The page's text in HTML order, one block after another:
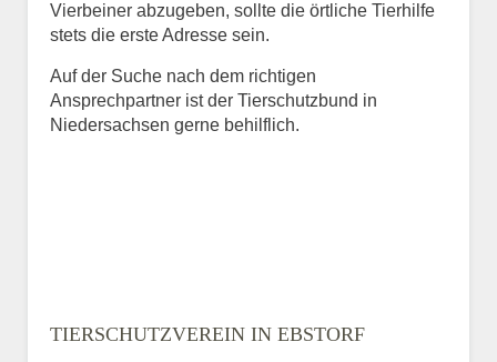
Vierbeiner abzugeben, sollte die örtliche Tierhilfe
stets die erste Adresse sein.
Auf der Suche nach dem richtigen
Ansprechpartner ist der Tierschutzbund in
Niedersachsen gerne behilflich.
TIERSCHUTZVEREIN IN EBSTORF